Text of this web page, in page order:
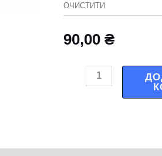
ОЧИСТИТИ
90,00 ₴